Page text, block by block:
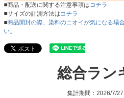
■商品・配送に関する注意事項は コチラ
■サイズの計測方法は コチラ
■商品開封の際、染料のニオイが気になる場
い。
総合ラン
集計期間：2026/7/